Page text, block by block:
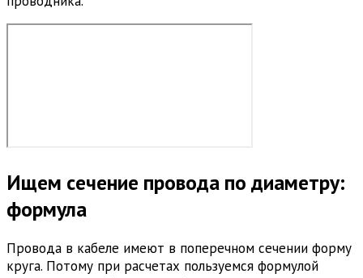
Ищем сечение провода по диаметру:
формула
Провода в кабеле имеют в поперечном сечении форму
круга. Потому при расчетах пользуемся формулой